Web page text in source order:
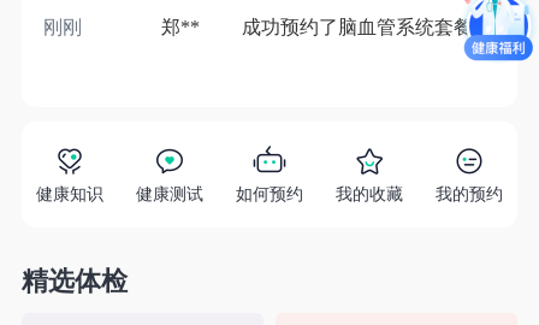
刚刚
郑** 成功预约了脑血管系统套餐 1分
健康知识 健康测试 如何预约 我的收藏 我的预约
精选体检